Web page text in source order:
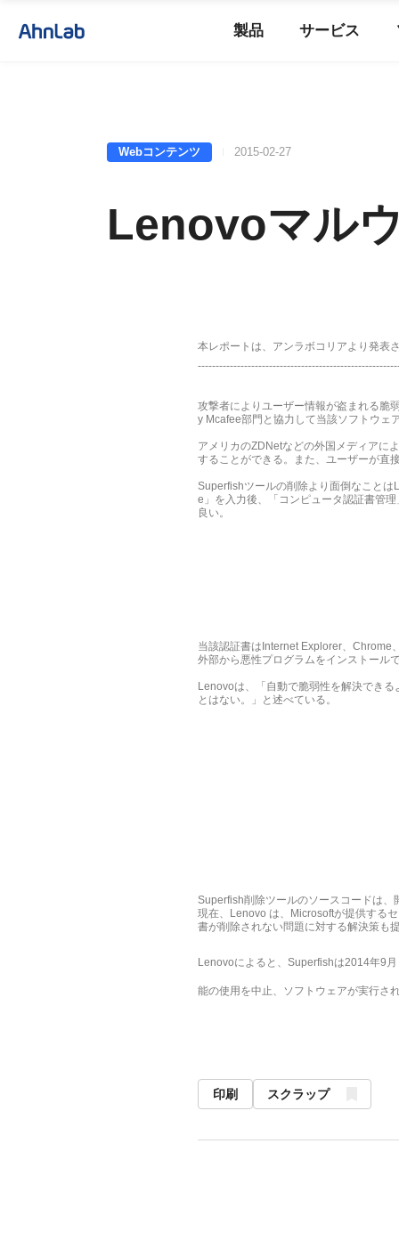
製品 サービス
Webコンテンツ 2015-02-27
Lenovoマル
本レポートは、アンラボコリアより発表
攻撃者によりユーザー情報が盗まれる脆
y Mcafee部門と協力して当該ソフトウェ
アメリカのZDNetなどの外国メディアに
することができる。また、ユーザーが直
Superfishツールの削除より面倒なこと
e」を入力後、「コンピュータ認証書管
良い。
当該認証書はInternet Explorer、Chrome
外部から悪性プログラムをインストール
Lenovoは、「自動で脆弱性を解決でき
とはない。」と述べている。
Superfish削除ツールのソースコードは
現在、Lenovo は、Microsoftが提供する
書が削除されない問題に対する解決策も
Lenovoによると、Superfishは2014年9
能の使用を中止、ソフトウェアが実行さ
印刷 スクラップ